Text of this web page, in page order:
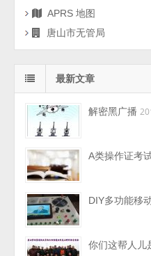
APRS 地图
唐山市无管局
最新文章
解密黑广播
A类操作证考
DIY多功能移
你们这帮人儿